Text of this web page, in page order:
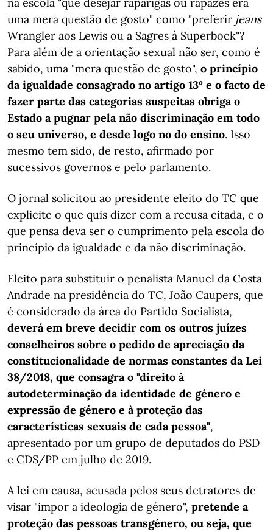
uma mera questão de gosto" como "preferir jeans
Wrangler aos Lewis ou a Sagres à Superbock"?
Para além de a orientação sexual não ser, como é
sabido, uma "mera questão de gosto", o princípio
da igualdade consagrado no artigo 13º e o facto de
fazer parte das categorias suspeitas obriga o
Estado a pugnar pela não discriminação em todo
o seu universo, e desde logo no do ensino. Isso
mesmo tem sido, de resto, afirmado por
sucessivos governos e pelo parlamento.
O jornal solicitou ao presidente eleito do TC que
explicite o que quis dizer com a recusa citada, e o
que pensa deva ser o cumprimento pela escola do
princípio da igualdade e da não discriminação.
Eleito para substituir o penalista Manuel da Costa
Andrade na presidência do TC, João Caupers, que
é considerado da área do Partido Socialista,
deverá em breve decidir com os outros juízes
conselheiros sobre o pedido de apreciação da
constitucionalidade de normas constantes da Lei
38/2018, que consagra o "direito à
autodeterminação da identidade de género e
expressão de género e à proteção das
características sexuais de cada pessoa",
apresentado por um grupo de deputados do PSD
e CDS/PP em julho de 2019.
A lei em causa, acusada pelos seus detratores de
visar "impor a ideologia de género", pretende a
proteção das pessoas transgénero, ou seja, que